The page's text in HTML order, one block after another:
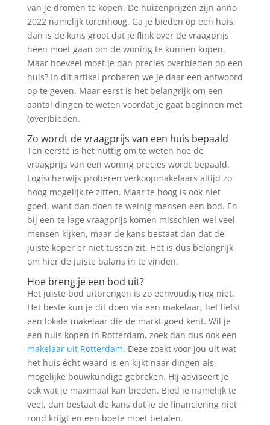
van je dromen te kopen. De huizenprijzen zijn anno
2022 namelijk torenhoog. Ga je bieden op een huis,
dan is de kans groot dat je flink over de vraagprijs
heen moet gaan om de woning te kunnen kopen.
Maar hoeveel moet je dan precies overbieden op een
huis? In dit artikel proberen we je daar een antwoord
op te geven. Maar eerst is het belangrijk om een
aantal dingen te weten voordat je gaat beginnen met
(over)bieden.
Zo wordt de vraagprijs van een huis bepaald
Ten eerste is het nuttig om te weten hoe de
vraagprijs van een woning precies wordt bepaald.
Logischerwijs proberen verkoopmakelaars altijd zo
hoog mogelijk te zitten. Maar te hoog is ook niet
goed, want dan doen te weinig mensen een bod. En
bij een te lage vraagprijs komen misschien wel veel
mensen kijken, maar de kans bestaat dan dat de
juiste koper er niet tussen zit. Het is dus belangrijk
om hier de juiste balans in te vinden.
Hoe breng je een bod uit?
Het juiste bod uitbrengen is zo eenvoudig nog niet.
Het beste kun je dit doen via een makelaar, het liefst
een lokale makelaar die de markt goed kent. Wil je
een huis kopen in Rotterdam, zoek dan dus ook een
makelaar uit Rotterdam. Deze zoekt voor jou uit wat
het huis écht waard is en kijkt naar dingen als
mogelijke bouwkundige gebreken. Hij adviseert je
ook wat je maximaal kan bieden. Bied je namelijk te
veel, dan bestaat de kans dat je de financiering niet
rond krijgt en een boete moet betalen.